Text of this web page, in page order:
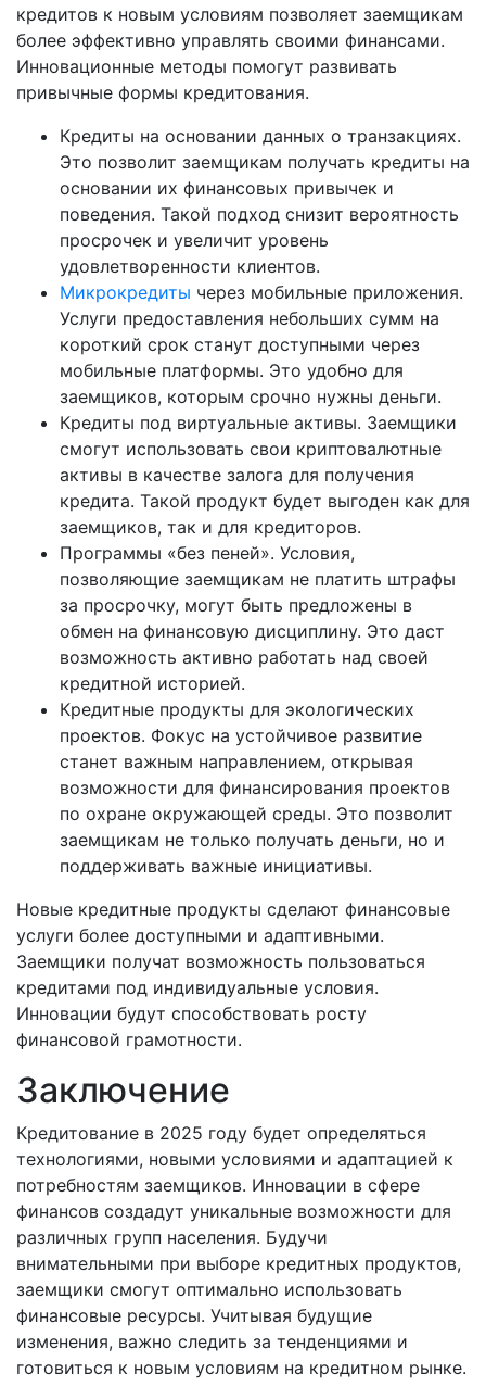
кредитов к новым условиям позволяет заемщикам
более эффективно управлять своими финансами.
Инновационные методы помогут развивать
привычные формы кредитования.
Кредиты на основании данных о транзакциях.
Это позволит заемщикам получать кредиты на
основании их финансовых привычек и
поведения. Такой подход снизит вероятность
просрочек и увеличит уровень
удовлетворенности клиентов.
Микрокредиты через мобильные приложения.
Услуги предоставления небольших сумм на
короткий срок станут доступными через
мобильные платформы. Это удобно для
заемщиков, которым срочно нужны деньги.
Кредиты под виртуальные активы. Заемщики
смогут использовать свои криптовалютные
активы в качестве залога для получения
кредита. Такой продукт будет выгоден как для
заемщиков, так и для кредиторов.
Программы «без пеней». Условия,
позволяющие заемщикам не платить штрафы
за просрочку, могут быть предложены в
обмен на финансовую дисциплину. Это даст
возможность активно работать над своей
кредитной историей.
Кредитные продукты для экологических
проектов. Фокус на устойчивое развитие
станет важным направлением, открывая
возможности для финансирования проектов
по охране окружающей среды. Это позволит
заемщикам не только получать деньги, но и
поддерживать важные инициативы.
Новые кредитные продукты сделают финансовые
услуги более доступными и адаптивными.
Заемщики получат возможность пользоваться
кредитами под индивидуальные условия.
Инновации будут способствовать росту
финансовой грамотности.
Заключение
Кредитование в 2025 году будет определяться
технологиями, новыми условиями и адаптацией к
потребностям заемщиков. Инновации в сфере
финансов создадут уникальные возможности для
различных групп населения. Будучи
внимательными при выборе кредитных продуктов,
заемщики смогут оптимально использовать
финансовые ресурсы. Учитывая будущие
изменения, важно следить за тенденциями и
готовиться к новым условиям на кредитном рынке.